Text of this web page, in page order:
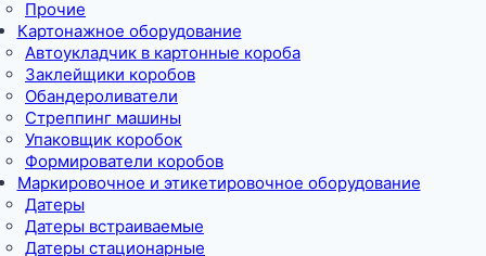
Прочие
Картонажное оборудование
Автоукладчик в картонные короба
Заклейщики коробов
Обандероливатели
Стреппинг машины
Упаковщик коробок
Формирователи коробов
Маркировочное и этикетировочное оборудование
Датеры
Датеры встраиваемые
Датеры стационарные